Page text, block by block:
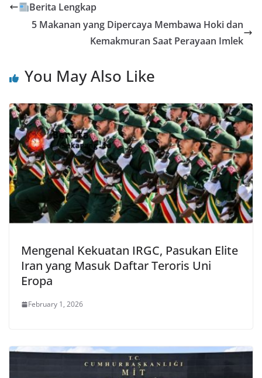
Berita Lengkap
5 Makanan yang Dipercaya Membawa Hoki dan
Kemakmuran Saat Perayaan Imlek
You May Also Like
Mengenal Kekuatan IRGC, Pasukan Elite
Iran yang Masuk Daftar Teroris Uni
Eropa
February 1, 2026